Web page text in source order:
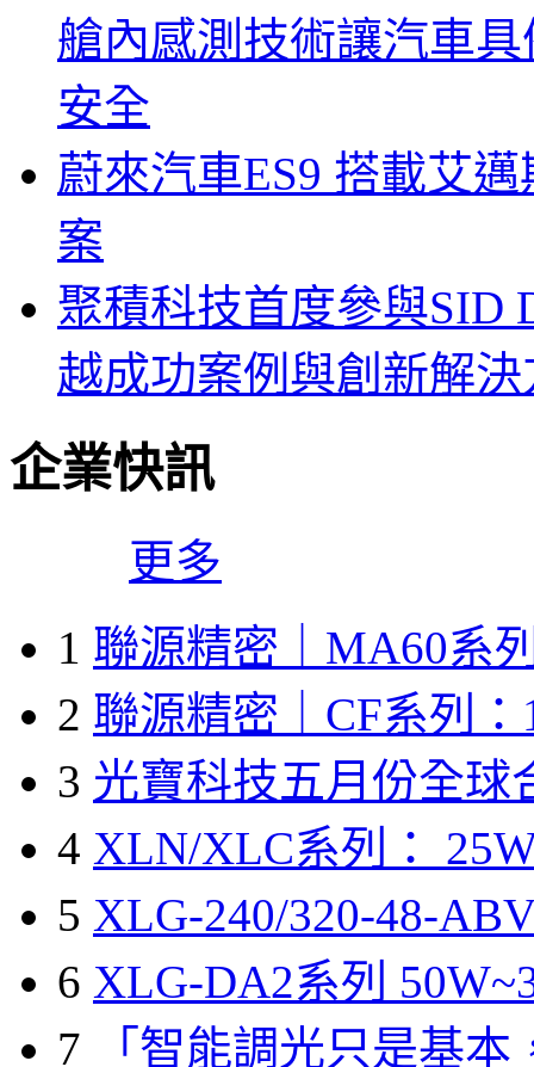
艙內感測技術讓汽車
安全
蔚來汽車ES9 搭載艾
案
聚積科技首度參與SID
越成功案例與創新解決
企業快訊
更多
1 聯源精密｜MA60系
2 聯源精密｜CF系列：
3 光寶科技五月份全球
4 XLN/XLC系列：
5 XLG-240/320-48-
6 XLG-DA2系列
7
「智能調光只是基本